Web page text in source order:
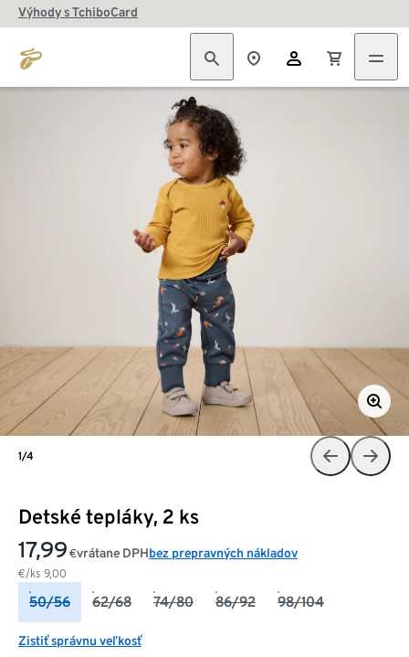
Výhody s TchiboCard
Detské tepláky, 2 ks
17,99 €
€/ks 9,00
vrátane DPHbez prepravných nákladov
50/56 62/68 74/80 86/92 98/104
Zistiť správnu veľkosť
1/4